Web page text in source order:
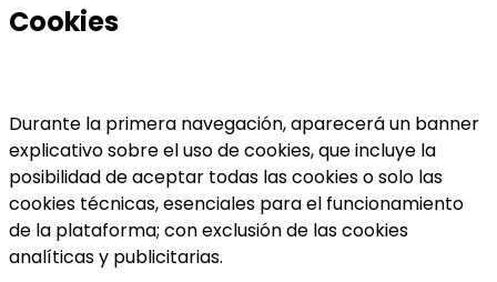
Cookies
Durante la primera navegación, aparecerá un banner
explicativo sobre el uso de cookies, que incluye la
posibilidad de aceptar todas las cookies o solo las
cookies técnicas, esenciales para el funcionamiento
de la plataforma; con exclusión de las cookies
analíticas y publicitarias.